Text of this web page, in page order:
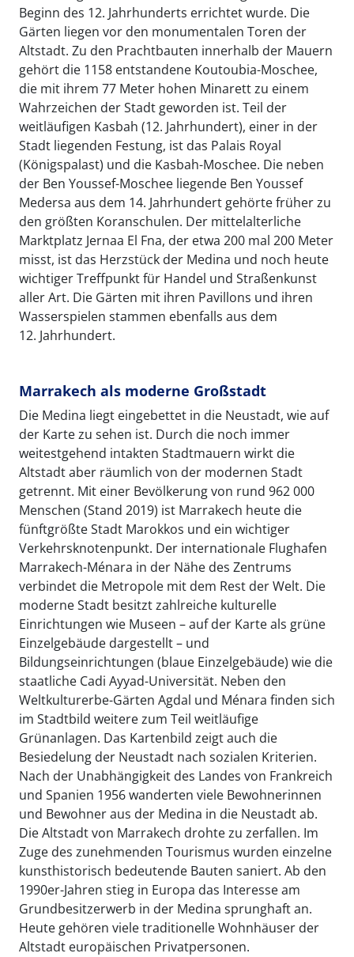
Beginn des 12. Jahrhunderts errichtet wurde. Die
Gärten liegen vor den monumentalen Toren der
Altstadt. Zu den Prachtbauten innerhalb der Mauern
gehört die 1158 entstandene Koutoubia-Moschee,
die mit ihrem 77 Meter hohen Minarett zu einem
Wahrzeichen der Stadt geworden ist. Teil der
weitläufigen Kasbah (12. Jahrhundert), einer in der
Stadt liegenden Festung, ist das Palais Royal
(Königspalast) und die Kasbah-Moschee. Die neben
der Ben Youssef-Moschee liegende Ben Youssef
Medersa aus dem 14. Jahrhundert gehörte früher zu
den größten Koranschulen. Der mittelalterliche
Marktplatz Jernaa El Fna, der etwa 200 mal 200 Meter
misst, ist das Herzstück der Medina und noch heute
wichtiger Treffpunkt für Handel und Straßenkunst
aller Art. Die Gärten mit ihren Pavillons und ihren
Wasserspielen stammen ebenfalls aus dem
12. Jahrhundert.
Marrakech als moderne Großstadt
Die Medina liegt eingebettet in die Neustadt, wie auf
der Karte zu sehen ist. Durch die noch immer
weitestgehend intakten Stadtmauern wirkt die
Altstadt aber räumlich von der modernen Stadt
getrennt. Mit einer Bevölkerung von rund 962 000
Menschen (Stand 2019) ist Marrakech heute die
fünftgrößte Stadt Marokkos und ein wichtiger
Verkehrsknotenpunkt. Der internationale Flughafen
Marrakech-Ménara in der Nähe des Zentrums
verbindet die Metropole mit dem Rest der Welt. Die
moderne Stadt besitzt zahlreiche kulturelle
Einrichtungen wie Museen – auf der Karte als grüne
Einzelgebäude dargestellt – und
Bildungseinrichtungen (blaue Einzelgebäude) wie die
staatliche Cadi Ayyad-Universität. Neben den
Weltkulturerbe-Gärten Agdal und Ménara finden sich
im Stadtbild weitere zum Teil weitläufige
Grünanlagen. Das Kartenbild zeigt auch die
Besiedelung der Neustadt nach sozialen Kriterien.
Nach der Unabhängigkeit des Landes von Frankreich
und Spanien 1956 wanderten viele Bewohnerinnen
und Bewohner aus der Medina in die Neustadt ab.
Die Altstadt von Marrakech drohte zu zerfallen. Im
Zuge des zunehmenden Tourismus wurden einzelne
kunsthistorisch bedeutende Bauten saniert. Ab den
1990er-Jahren stieg in Europa das Interesse am
Grundbesitzerwerb in der Medina sprunghaft an.
Heute gehören viele traditionelle Wohnhäuser der
Altstadt europäischen Privatpersonen.